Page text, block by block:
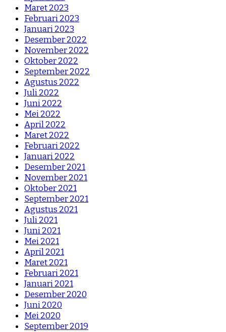
Maret 2023
Februari 2023
Januari 2023
Desember 2022
November 2022
Oktober 2022
September 2022
Agustus 2022
Juli 2022
Juni 2022
Mei 2022
April 2022
Maret 2022
Februari 2022
Januari 2022
Desember 2021
November 2021
Oktober 2021
September 2021
Agustus 2021
Juli 2021
Juni 2021
Mei 2021
April 2021
Maret 2021
Februari 2021
Januari 2021
Desember 2020
Juni 2020
Mei 2020
September 2019